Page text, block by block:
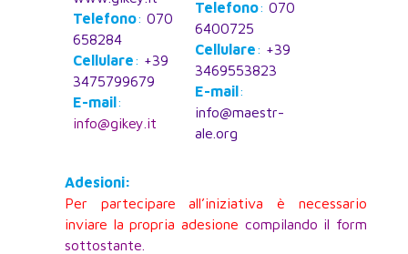
Telefono: 070
658284
Cellulare: +39
3475799679
E-mail:
info@gikey.it
Telefono: 070
6400725
Cellulare: +39
3469553823
E-mail:
info@maestr-
ale.org
Adesioni:
Per partecipare all’iniziativa è necessario
inviare la propria adesione compilando il form
sottostante.